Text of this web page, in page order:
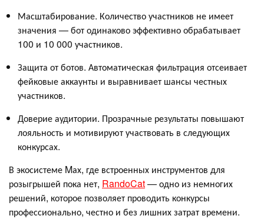
Масштабирование. Количество участников не имеет
значения — бот одинаково эффективно обрабатывает
100 и 10 000 участников.
Защита от ботов. Автоматическая фильтрация отсеивает
фейковые аккаунты и выравнивает шансы честных
участников.
Доверие аудитории. Прозрачные результаты повышают
лояльность и мотивируют участвовать в следующих
конкурсах.
В экосистеме Mах, где встроенных инструментов для
розыгрышей пока нет, RandoCat— одно из немногих
решений, которое позволяет проводить конкурсы
профессионально, честно и без лишних затрат времени.